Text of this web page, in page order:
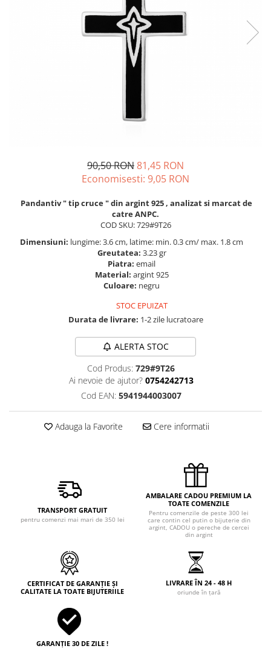
90,50 RON81,45 RON
Economisesti: 9,05 RON
Pandantiv " tip cruce " din argint 925 , analizat si marcat de
catre ANPC.
COD SKU: 729#9T26
Dimensiuni: lungime: 3.6 cm, latime: min. 0.3 cm/ max. 1.8 cm
Greutatea: 3.23 gr
Piatra: email
Material: argint 925
Culoare: negru
STOC EPUIZAT
Durata de livrare: 1-2 zile lucratoare
ALERTA STOC
Cod Produs: 729#9T26
Ai nevoie de ajutor? 0754242713
Cod EAN: 5941944003007
Adauga la Favorite Cere informatii
TRANSPORT GRATUIT
pentru comenzi mai mari de 350 lei
AMBALARE CADOU PREMIUM LA
TOATE COMENZILE
Pentru comenzile de peste 300 lei
care contin cel putin o bijuterie din
argint, CADOU o pereche de cercei
din argint
CERTIFICAT DE GARANȚIE ȘI
CALITATE LA TOATE BIJUTERIILE
LIVRARE ÎN 24 - 48 H
oriunde în țară
GARANȚIE 30 DE ZILE !